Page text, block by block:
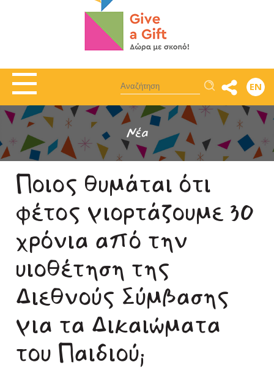
Αναζήτηση EN
Νέα
Ποιος θυμάται ότι
φέτος γιορτάζουμε 30
χρόνια από την
υιοθέτηση της
Διεθνούς Σύμβασης
για τα Δικαιώματα
του Παιδιού;